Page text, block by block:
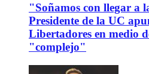
"Soñamos con llegar a
Presidente de la UC
Libertadores en medio
"complejo"